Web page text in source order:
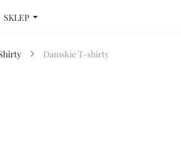
SKLEP
Damskie T-shirty